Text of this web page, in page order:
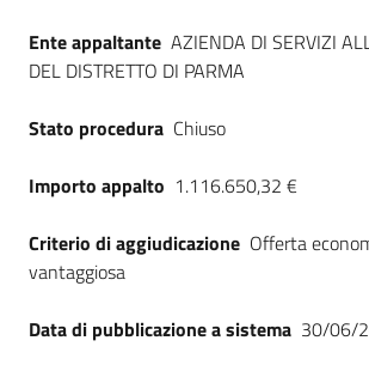
Ente appaltante AZIENDA DI SERVIZI
DEL DISTRETTO DI PARMA
Stato procedura Chiuso
Importo appalto 1.116.650,32 €
Criterio di aggiudicazione Offerta
vantaggiosa
Data di pubblicazione a sistema 30/06/